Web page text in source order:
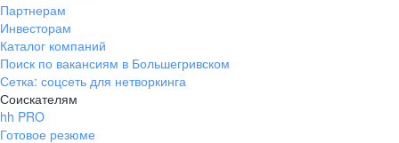
Партнерам
Инвесторам
Каталог компаний
Поиск по вакансиям в Большегривском
Сетка: соцсеть для нетворкинга
Соискателям
hh PRO
Готовое резюме